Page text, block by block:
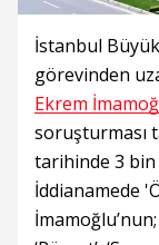
İstanbul
görevinden
Ekrem
soruşturması
tarihinde 3 bin
İddianamede